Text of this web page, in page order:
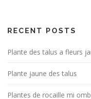
RECENT POSTS
Plante des talus a fleurs
Plante jaune des talus
Plantes de rocaille mi